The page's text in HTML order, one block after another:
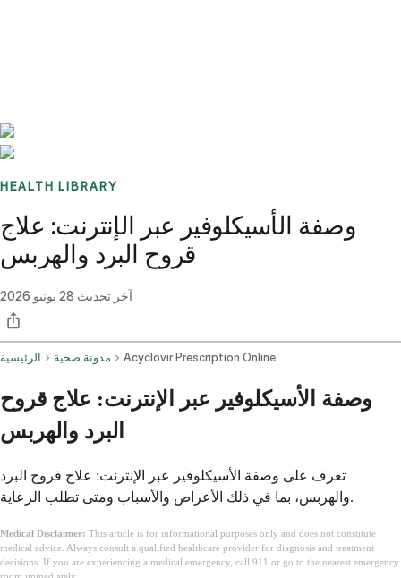
HEALTH LIBRARY
وصفة الأسيكلوفير عبر الإنترنت: علاج
قروح البرد والهربس
آخر تحديث 28 يونيو 2026
الرئيسية مدونة صحية Acyclovir Prescription Online
وصفة الأسيكلوفير عبر الإنترنت: علاج قروح
البرد والهربس
تعرف على وصفة الأسيكلوفير عبر الإنترنت: علاج قروح البرد
والهربس، بما في ذلك الأعراض والأسباب ومتى تطلب الرعاية.
Medical Disclaimer: This article is for informational purposes only and does not constitute
medical advice. Always consult a qualified healthcare provider for diagnosis and treatment
decisions. If you are experiencing a medical emergency, call 911 or go to the nearest emergency